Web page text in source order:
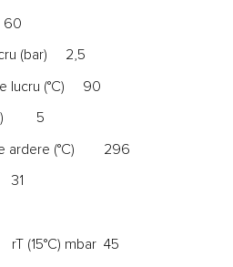
(bar) 2,5
lucru (°C) 90
5
ardere (°C) 296
31
(15°C) mbar 45